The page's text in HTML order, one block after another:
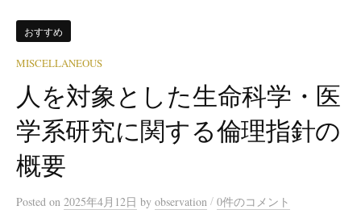
おすすめ
MISCELLANEOUS
人を対象とした生命科学・医
学系研究に関する倫理指針の
概要
Posted on 2025年4月12日 by observation / 0件のコメント